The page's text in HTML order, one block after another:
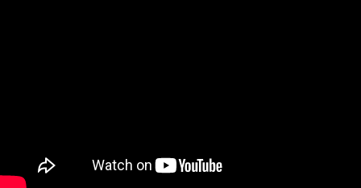
LR: ¡Casi nada! Vamos, que no me queda más